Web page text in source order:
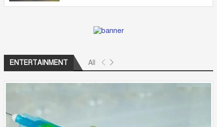
ENTERTAINMENT All